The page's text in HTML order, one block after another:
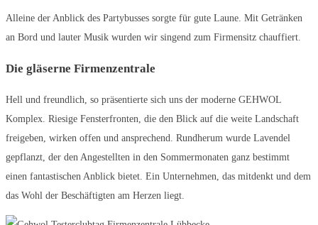
Alleine der Anblick des Partybusses sorgte für gute Laune. Mit Getränken
an Bord und lauter Musik wurden wir singend zum Firmensitz chauffiert.
Die gläserne Firmenzentrale
Hell und freundlich, so präsentierte sich uns der moderne GEHWOL
Komplex. Riesige Fensterfronten, die den Blick auf die weite Landschaft
freigeben, wirken offen und ansprechend. Rundherum wurde Lavendel
gepflanzt, der den Angestellten in den Sommermonaten ganz bestimmt
einen fantastischen Anblick bietet. Ein Unternehmen, das mitdenkt und dem
das Wohl der Beschäftigten am Herzen liegt.